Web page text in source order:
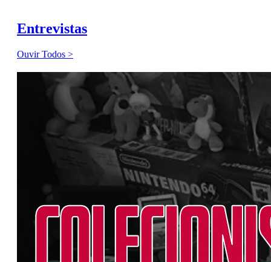
Entrevistas
Ouvir Todos >